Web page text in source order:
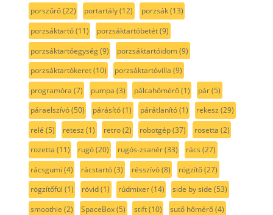
porszűrő(22) portartály(12) porzsák(13)
porzsáktartó(11) porzsáktartóbetét(9)
porzsáktartóegység(9) porzsáktartóidom(9)
porzsáktartókeret(10) porzsáktartóvilla (9)
programóra (7) pumpa (3) pálcahőmérő(1) pár(5)
páraelszívó(50) párásító(1) párátlanító(1) rekesz (29)
relé (5) retesz (1) retro(2) robotgép(37) rosetta (2)
rozetta (11) rugó(20) rugós-zsanér(33) rács (27)
rácsgumi (4) rácstartó(3) résszívó(8) rögzítő(27)
rögzítőfül (1) rövid(1) rúdmixer(14) side by side (53)
smoothie (2) SpaceBox(5) stift(10) sutő hőmérő(4)